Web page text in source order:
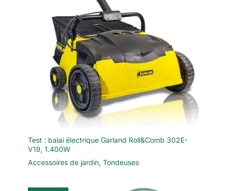
Test : balai électrique Garland Roll&Comb 302E-
V19, 1.400W
Accessoires de jardin, Tondeuses